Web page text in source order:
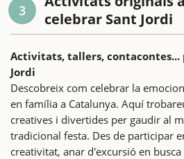
3
celebrar Sant Jordi
Activitats, tallers, contacontes...
Jordi
Descobreix com celebrar la
en família a Catalunya. Aquí
creatives i divertides per gaudir al
tradicional festa. Des de participar
creativitat, anar d'excursió en